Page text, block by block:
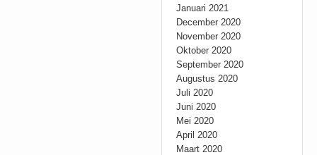
Januari 2021
December 2020
November 2020
Oktober 2020
September 2020
Augustus 2020
Juli 2020
Juni 2020
Mei 2020
April 2020
Maart 2020